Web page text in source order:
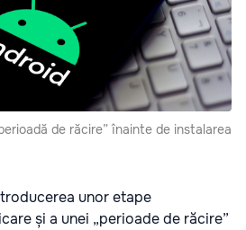
de răcire” înainte de instalarea
unor etape
și a unei „perioade de răcire”